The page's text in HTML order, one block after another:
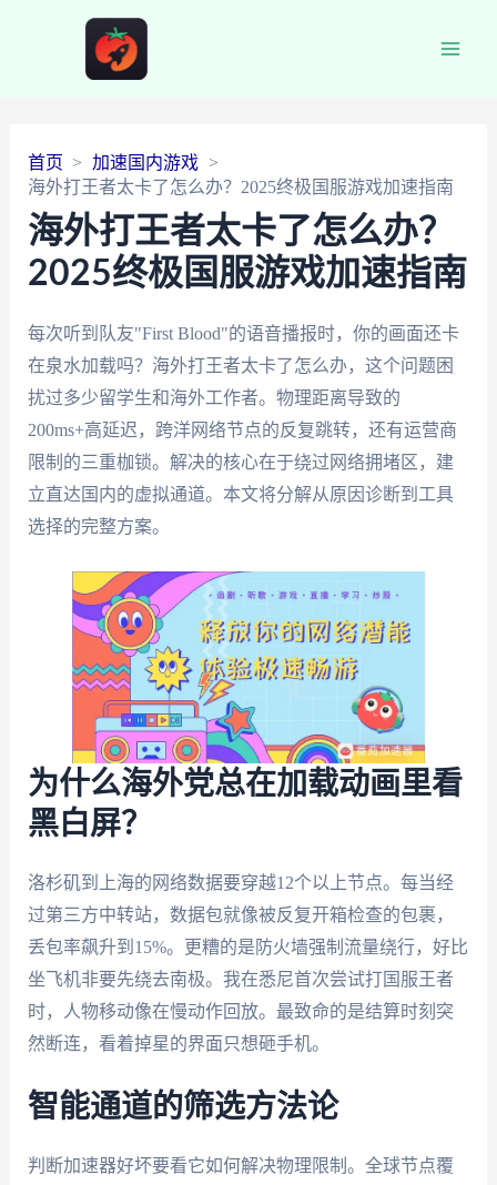
首页
加速国内游戏
海外打王者太卡了怎么办？2025终极国服游戏加速指南
海外打王者太卡了怎么办？
2025终极国服游戏加速指南
每次听到队友"First Blood"的语音播报时，你的画面还卡
在泉水加载吗？海外打王者太卡了怎么办，这个问题困
扰过多少留学生和海外工作者。物理距离导致的
200ms+高延迟，跨洋网络节点的反复跳转，还有运营商
限制的三重枷锁。解决的核心在于绕过网络拥堵区，建
立直达国内的虚拟通道。本文将分解从原因诊断到工具
选择的完整方案。
为什么海外党总在加载动画里看
黑白屏？
洛杉矶到上海的网络数据要穿越12个以上节点。每当经
过第三方中转站，数据包就像被反复开箱检查的包裹，
丢包率飙升到15%。更糟的是防火墙强制流量绕行，好比
坐飞机非要先绕去南极。我在悉尼首次尝试打国服王者
时，人物移动像在慢动作回放。最致命的是结算时刻突
然断连，看着掉星的界面只想砸手机。
智能通道的筛选方法论
判断加速器好坏要看它如何解决物理限制。全球节点覆